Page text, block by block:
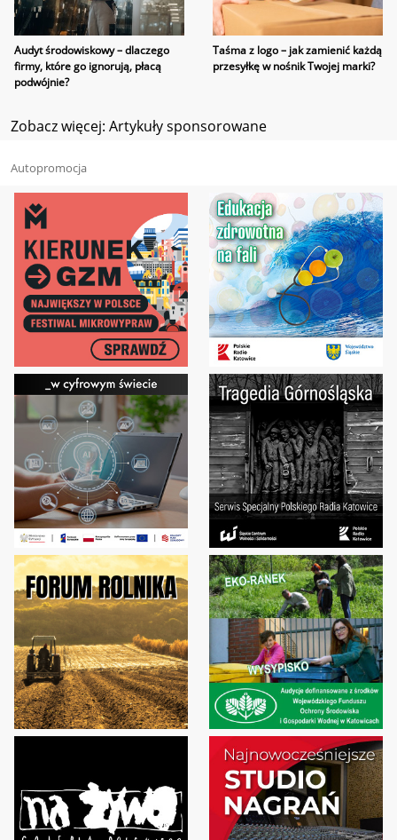
Audyt środowiskowy – dlaczego
firmy, które go ignorują, płacą
podwójnie?
Taśma z logo – jak zamienić każdą
przesyłkę w nośnik Twojej marki?
Zobacz więcej: Artykuły sponsorowane
Autopromocja